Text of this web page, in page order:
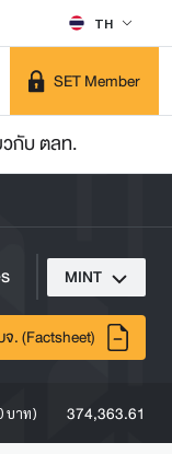
TH
SET Member
วกับ ตลท.
MINT
. (Factsheet)
บาท) 374,363.61